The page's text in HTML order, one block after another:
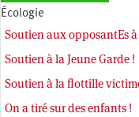
Écologie
Soutien aux opposantEs
Soutien à la Jeune Garde !
Soutien à la flottille
On a tiré sur des enfants !